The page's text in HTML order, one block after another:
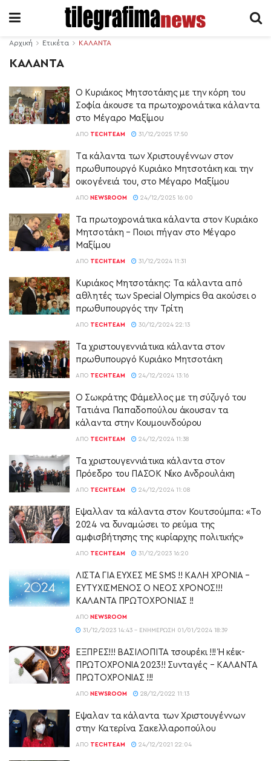
Αρχική Ετικέτα ΚΑΛΑΝΤΑ
ΚΑΛΑΝΤΑ
Ο Κυριάκος Μητσοτάκης με την κόρη του
Σοφία άκουσε τα πρωτοχρονιάτικα κάλαντα
στο Μέγαρο Μαξίμου
ΑΠΌ TECHTEAM 31/12/2025 17:50
Tα κάλαντα των Χριστουγέννων στον
πρωθυπουργό Κυριάκο Μητσοτάκη και την
οικογένειά του, στο Μέγαρο Μαξίμου
ΑΠΌ NEWSROOM 24/12/2025 16:00
Τα πρωτοχρονιάτικα κάλαντα στον Κυριάκο
Μητσοτάκη – Ποιοι πήγαν στο Μέγαρο
Μαξίμου
ΑΠΌ TECHTEAM 31/12/2024 11:31
Κυριάκος Μητσοτάκης: Tα κάλαντα από
αθλητές των Special Olympics θα ακούσει ο
πρωθυπουργός την Τρίτη
ΑΠΌ TECHTEAM 30/12/2024 22:13
Τα χριστουγεννιάτικα κάλαντα στον
πρωθυπουργό Κυριάκο Μητσοτάκη
ΑΠΌ TECHTEAM 24/12/2024 13:16
Ο Σωκράτης Φάμελλος με τη σύζυγό του
Τατιάνα Παπαδοπούλου άκουσαν τα
κάλαντα στην Κουμουνδούρου
ΑΠΌ TECHTEAM 24/12/2024 11:38
Τα χριστουγεννιάτικα κάλαντα στον
Πρόεδρο του ΠΑΣΟΚ Νίκο Ανδρουλάκη
ΑΠΌ TECHTEAM 24/12/2024 11:08
Έψαλλαν τα κάλαντα στον Κουτσούμπα: «Το
2024 να δυναμώσει το ρεύμα της
αμφισβήτησης της κυρίαρχης πολιτικής»
ΑΠΌ TECHTEAM 31/12/2023 16:20
ΛΙΣΤΑ ΓΙΑ ΕΥΧΕΣ ΜΕ SMS !! ΚΑΛΗ ΧΡΟΝΙΑ –
ΕΥΤΥΧΙΣΜΕΝΟΣ Ο ΝΕΟΣ ΧΡΟΝΟΣ!!!
ΚΑΛΑΝΤΑ ΠΡΩΤΟΧΡΟΝΙΑΣ !!
ΑΠΌ NEWSROOM
31/12/2023 14:43 - ΕΝΗΜΈΡΩΣΗ 01/01/2024 18:39
ΕΞΠΡΕΣ!!! ΒΑΣΙΛΟΠΙΤΑ τσουρέκι !!! Ή κέικ-
ΠΡΩΤΟΧΡΟΝΙΑ 2023!! Συνταγές – ΚΑΛΑΝΤΑ
ΠΡΩΤΟΧΡΟΝΙΑΣ !!!
ΑΠΌ NEWSROOM 28/12/2022 11:13
Έψαλαν τα κάλαντα των Χριστουγέννων
στην Κατερίνα Σακελλαροπούλου
ΑΠΌ TECHTEAM 24/12/2021 22:04